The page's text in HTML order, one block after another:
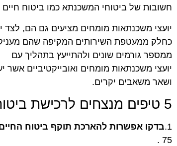
חשובות של ביטוחי המשכנתא כמו ביטוח חיים
יועצי משכנתאות מומחים מציעים גם הם, לצד
כחלק ממעטפת השירותים המקיפה שהם
ממספר גורמים שונים ולהתייעץ בתהליך עם
יועצי משכנתאות מומחים ואובייקטיביים אשר
ושאר משאבים יקרים.
5 טיפים מנצחים לרכישת ביטוחי משכנתא
1. בדקו אפשרות להארכת תוקף ביטוח
75 .